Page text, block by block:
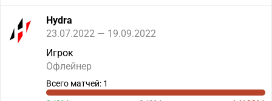
Hydra
23.07.2022 — 19.09.2022
Игрок
Офлейнер
Всего матчей: 1